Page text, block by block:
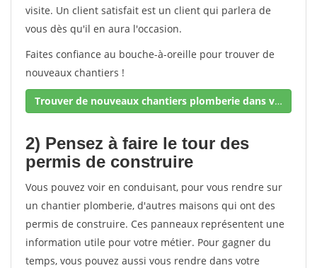
visite. Un client satisfait est un client qui parlera de
vous dès qu'il en aura l'occasion.
Faites confiance au bouche-à-oreille pour trouver de
nouveaux chantiers !
Trouver de nouveaux chantiers plomberie dans votre secteur !
2) Pensez à faire le tour des
permis de construire
Vous pouvez voir en conduisant, pour vous rendre sur
un chantier plomberie, d'autres maisons qui ont des
permis de construire. Ces panneaux représentent une
information utile pour votre métier. Pour gagner du
temps, vous pouvez aussi vous rendre dans votre